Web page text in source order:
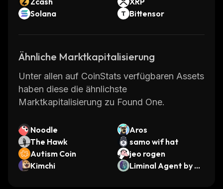
Solana
Bittensor
Ähnliche Marktkapitalisierung
Unter allen auf CoinStats verfügbaren Assets
haben diese die ähnlichste
Marktkapitalisierung zu Found One.
Noodle
Aros
The Hawk
samo wif hat
Autism Coin
jeo rogen
Kimchi
Liminal Agent by Vi